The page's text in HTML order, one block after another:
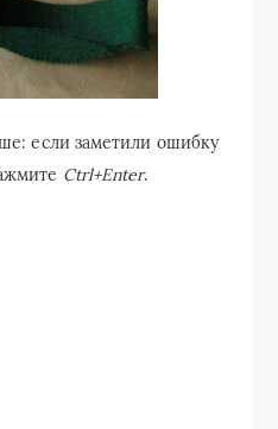
если заметили ошибку
Ctrl+Enter.